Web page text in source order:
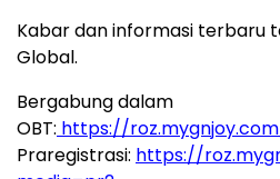
Kabar dan informasi terbaru
Global.
Bergabung dalam
OBT: https://
Praregistrasi: https://